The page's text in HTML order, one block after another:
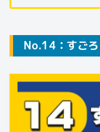
No.14：すご